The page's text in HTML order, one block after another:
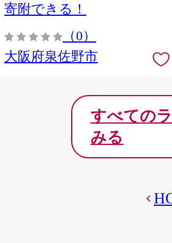
寄附できる！
（0）
大阪府泉佐野市
すべての
みる